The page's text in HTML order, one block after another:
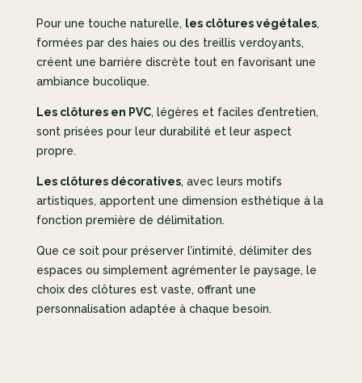
Pour une touche naturelle, les clôtures végétales,
formées par des haies ou des treillis verdoyants,
créent une barrière discrète tout en favorisant une
ambiance bucolique.
Les clôtures en PVC, légères et faciles d’entretien,
sont prisées pour leur durabilité et leur aspect
propre.
Les clôtures décoratives, avec leurs motifs
artistiques, apportent une dimension esthétique à la
fonction première de délimitation.
Que ce soit pour préserver l’intimité, délimiter des
espaces ou simplement agrémenter le paysage, le
choix des clôtures est vaste, offrant une
personnalisation adaptée à chaque besoin.